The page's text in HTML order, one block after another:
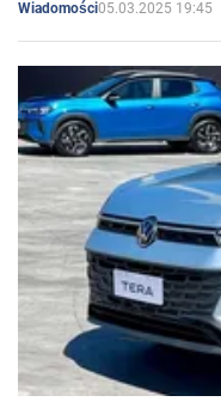
Wiadomości05.03.2025 19:45